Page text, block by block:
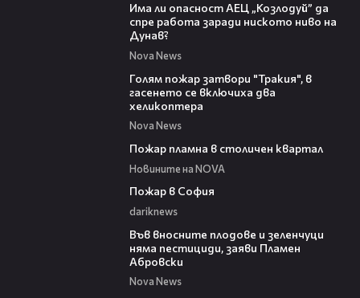
Има ли опасност АЕЦ „Козлодуй” да
спре работа заради ниското ниво на
Дунав?
Nova News
Голям пожар затвори "Тракия", в
гасенето се включиха два
хеликоптера
Nova News
Пожар пламна в столичен квартал
Новините на NOVA
Пожар в София
dariknews
Във вносните плодове и зеленчуци
няма пестициди, заяви Пламен
Абровски
Nova News